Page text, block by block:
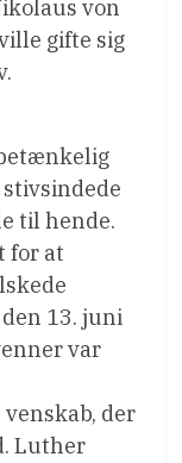
von
gifte sig
til hende.
for at
13. juni
var
der
Luther